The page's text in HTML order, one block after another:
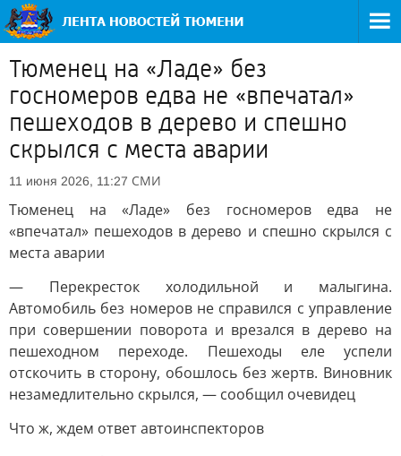
Тюменец на «Ладе» без
госномеров едва не «впечатал»
пешеходов в дерево и спешно
скрылся с места аварии
11 июня 2026, 11:27 СМИ
Тюменец на «Ладе» без госномеров едва не
«впечатал» пешеходов в дерево и спешно скрылся с
места аварии
— Перекресток холодильной и малыгина.
Автомобиль без номеров не справился с управление
при совершении поворота и врезался в дерево на
пешеходном переходе. Пешеходы еле успели
отскочить в сторону, обошлось без жертв. Виновник
незамедлительно скрылся, — сообщил очевидец
Что ж, ждем ответ автоинспекторов